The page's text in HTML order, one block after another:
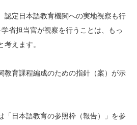
認定日本語教育機関への実地視察も行
省担当官が視察を行うことは、もっ
考えます。
教育課程編成のための指針（案）が示
「日本語教育の参照枠（報告）」を参